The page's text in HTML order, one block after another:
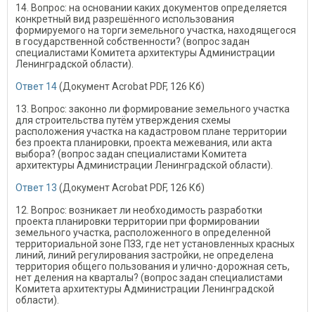
14. Вопрос: на основании каких документов определяется
конкретный вид разрешённого использования
формируемого на торги земельного участка, находящегося
в государственной собственности? (вопрос задан
специалистами Комитета архитектуры Администрации
Ленинградской области).
Ответ 14(Документ Acrobat PDF, 126 Кб)
13. Вопрос: законно ли формирование земельного участка
для строительства путём утверждения схемы
расположения участка на кадастровом плане территории
без проекта планировки, проекта межевания, или акта
выбора? (вопрос задан специалистами Комитета
архитектуры Администрации Ленинградской области).
Ответ 13 (Документ Acrobat PDF, 126 Кб)
12. Вопрос: возникает ли необходимость разработки
проекта планировки территории при формировании
земельного участка, расположенного в определенной
территориальной зоне ПЗЗ, где нет установленных красных
линий, линий регулирования застройки, не определена
территория общего пользования и улично-дорожная сеть,
нет деления на кварталы? (вопрос задан специалистами
Комитета архитектуры Администрации Ленинградской
области).